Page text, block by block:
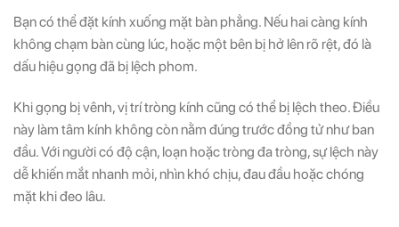
Bạn có thể đặt kính xuống mặt bàn phẳng. Nếu hai càng kính
không chạm bàn cùng lúc, hoặc một bên bị hở lên rõ rệt, đó là
dấu hiệu gọng đã bị lệch phom.
Khi gọng bị vênh, vị trí tròng kính cũng có thể bị lệch theo. Điều
này làm tâm kính không còn nằm đúng trước đồng tử như ban
đầu. Với người có độ cận, loạn hoặc tròng đa tròng, sự lệch này
dễ khiến mắt nhanh mỏi, nhìn khó chịu, đau đầu hoặc chóng
mặt khi đeo lâu.